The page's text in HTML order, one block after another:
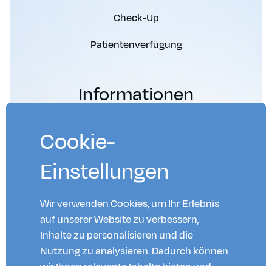
Check-Up
Patientenverfügung
Informationen
Für Fachpersonen
Diese Webseite ersetzt keine medizinische
Informationshilfe.
Kontakt
Cookie-
Einstellungen
Wir verwenden Cookies, um Ihr Erlebnis
auf unserer Website zu verbessern,
Inhalte zu personalisieren und die
Nutzung zu analysieren. Dadurch können